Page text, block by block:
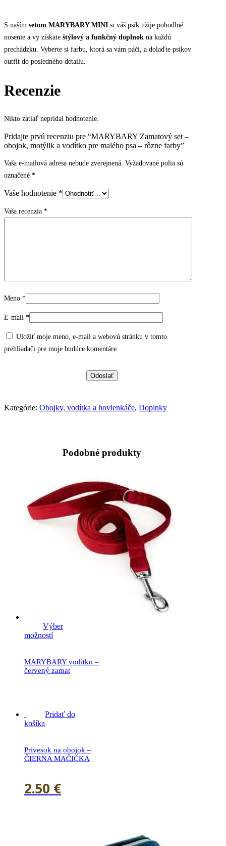
S naším setom MARYBARY MINI si váš psík užije pohodlné
nosenie a vy získate štýlový a funkčný doplnok na každú
prechádzku. Vyberte si farbu, ktorá sa vám páči, a dolaďte psíkov
outfit do posledného detailu.
Recenzie
Nikto zatiaľ nepridal hodnotenie.
Pridajte prvú recenziu pre “MARYBARY Zamatový set –
obojok, motýlik a vodítko pre malého psa – rôzne farby”
Vaša e-mailová adresa nebude zverejnená. Vyžadované polia sú
označené *
Vaše hodnotenie *
Vaša recenzia *
Meno *
E-mail *
Uložiť moje meno, e-mail a webovú stránku v tomto
prehliadači pre moje budúce komentáre.
Kategórie: Obojky, vodítka a hovienkáče, Doplnky
Podobné produkty
Výber
možností
MARYBARY vodítko –
červený zamat
Pridať do
košíka
Prívesok na obojok –
ČIERNA MAČIČKA
2.50 €